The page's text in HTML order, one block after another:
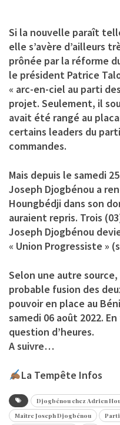
Si la nouvelle paraît
elle s’avère d’ailleurs
prônée par la réforme
le président Patrice
« arc-en-ciel au parti
projet. Seulement, il
avait été rangé au
certains leaders du
commandes.
Mais depuis le samedi
Joseph Djogbénou a
Houngbédji dans son
auraient repris. Trois
Joseph Djogbénou
« Union Progressiste »
Selon une autre
probable fusion des
pouvoir en place au
samedi 06 août 2022.
question d’heures.
A suivre…
La Tempête Infos
Djogbénou chez Adrien
Maître Joseph Djogbénou
Parti